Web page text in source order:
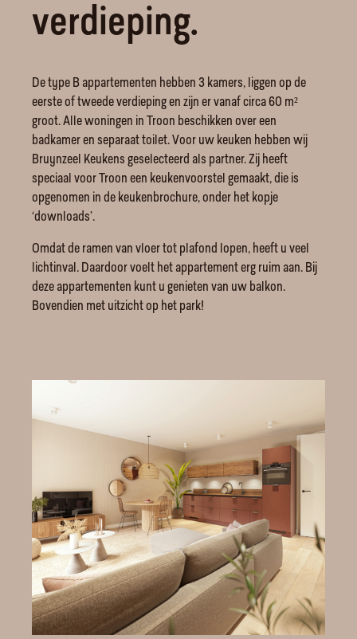
verdieping.
De type B appartementen hebben 3 kamers, liggen op de
eerste of tweede verdieping en zijn er vanaf circa 60 m²
groot. Alle woningen in Troon beschikken over een
badkamer en separaat toilet. Voor uw keuken hebben wij
Bruynzeel Keukens geselecteerd als partner. Zij heeft
speciaal voor Troon een keukenvoorstel gemaakt, die is
opgenomen in de keukenbrochure, onder het kopje
‘downloads’.
Omdat de ramen van vloer tot plafond lopen, heeft u veel
lichtinval. Daardoor voelt het appartement erg ruim aan. Bij
deze appartementen kunt u genieten van uw balkon.
Bovendien met uitzicht op het park!